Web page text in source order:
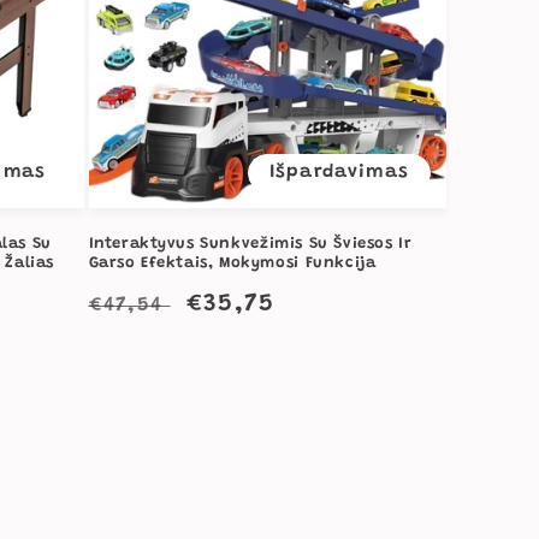
Su
Išpardavimas
Interaktyvus Sunkvežimis Su Šviesos Ir
Garso Efektais, Mokymosi Funkcija
Įprasta
€47,54
Išpardavimo
€35,75